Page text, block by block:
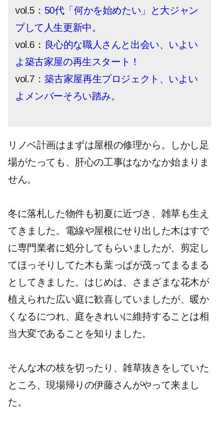
vol.5： 50代「何かを始めたい」と大ジャン
プして人生更新中。
vol.6： 良心的な職人さんと出会い、いよい
よ築古家屋の再生スタート！
vol.7： 築古家屋再生プロジェクト、いよい
よメンバーそろい踏み。
リノベ計画はまずは屋根の修理から。しかし足
場がたっても、肝心の工事はなかなか始まりま
せん。
冬に落札した物件も初夏に近づき、雑草も生え
てきました。電線や屋根にせり出した木はすで
に専門業者に処分してもらいましたが、剪定し
てほっそりしてた木も葉っぱが茂ってまるまる
としてきました。はじめは、さまざまな花木が
植えられた広い庭に歓喜していましたが、暖か
くなるにつれ、庭をきれいに維持することは相
当大変であることを知りました。
そんな木の枝を切ったり、雑草抜きをしていた
ところ、現場帰りの伊藤さんがやって来まし
た。